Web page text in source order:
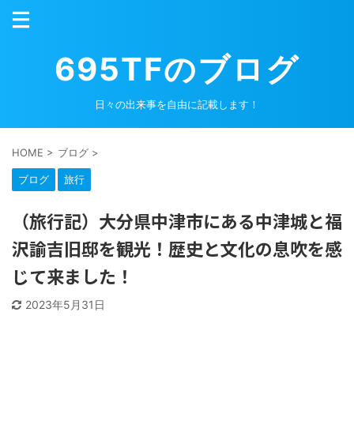
695TFのブログ
日々の出来事を自由に記載します！
HOME > ブログ >
ブログ 旅行
（旅行記）大分県中津市にある中津城と福
沢諭吉旧邸を観光！歴史と文化の息吹を感
じて来ました！
2023年5月31日